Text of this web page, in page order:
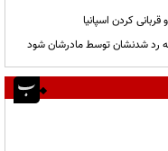
کردن اسپانیا
رد شدنشان توسط مادرشان شود